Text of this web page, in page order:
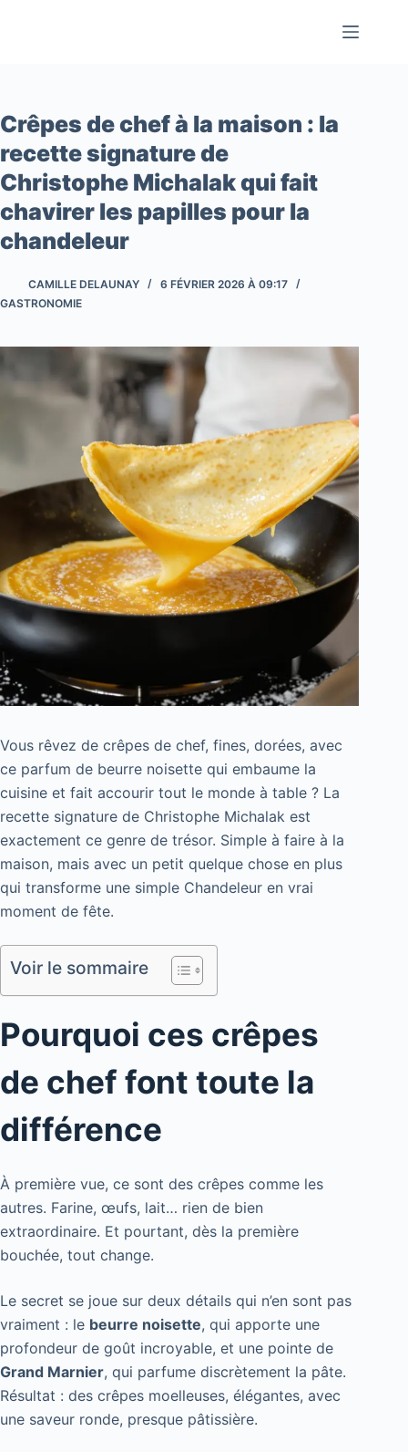
Crêpes de chef à la maison : la
recette signature de
Christophe Michalak qui fait
chavirer les papilles pour la
chandeleur
CAMILLE DELAUNAY
6 FÉVRIER 2026 À 09:17
GASTRONOMIE
Vous rêvez de crêpes de chef, fines, dorées, avec
ce parfum de beurre noisette qui embaume la
cuisine et fait accourir tout le monde à table ? La
recette signature de Christophe Michalak est
exactement ce genre de trésor. Simple à faire à la
maison, mais avec un petit quelque chose en plus
qui transforme une simple Chandeleur en vrai
moment de fête.
Voir le sommaire
Pourquoi ces crêpes
de chef font toute la
différence
À première vue, ce sont des crêpes comme les
autres. Farine, œufs, lait… rien de bien
extraordinaire. Et pourtant, dès la première
bouchée, tout change.
Le secret se joue sur deux détails qui n’en sont pas
vraiment : le beurre noisette, qui apporte une
profondeur de goût incroyable, et une pointe de
Grand Marnier, qui parfume discrètement la pâte.
Résultat : des crêpes moelleuses, élégantes, avec
une saveur ronde, presque pâtissière.